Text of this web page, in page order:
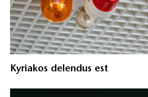
Kyriakos delendus est